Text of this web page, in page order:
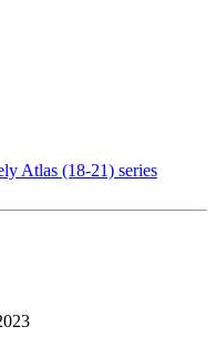
Atlas (18-21) series